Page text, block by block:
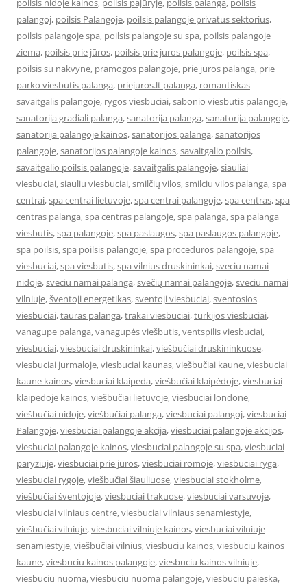
poilsis nidoje kainos, poilsis pajūryje, poilsis palanga, poilsis
palangoj, poilsis Palangoje, poilsis palangoje privatus sektorius,
poilsis palangoje spa, poilsis palangoje su spa, poilsis palangoje
ziema, poilsis prie jūros, poilsis prie juros palangoje, poilsis spa,
poilsis su nakvyne, pramogos palangoje, prie juros palanga, prie
parko viesbutis palanga, priejuros.lt palanga, romantiskas
savaitgalis palangoje, rygos viesbuciai,sabonio viesbutis palangoje,
sanatorija gradiali palanga,sanatorija palanga,sanatorija palangoje,
sanatorija palangoje kainos,sanatorijos palanga,sanatorijos
palangoje,sanatorijos palangoje kainos,savaitgalio poilsis,
savaitgalio poilsis palangoje,savaitgalis palangoje,siauliai
viesbuciai,siauliu viesbuciai,smilčių vilos,smilciu vilos palanga,spa
centrai,spa centrai lietuvoje,spa centrai palangoje,spa centras,spa
centras palanga,spa centras palangoje,spa palanga,spa palanga
viesbutis,spa palangoje,spa paslaugos,spa paslaugos palangoje,
spa poilsis,spa poilsis palangoje,spa proceduros palangoje,spa
viesbuciai,spa viesbutis,spa vilnius druskininkai,sveciu namai
nidoje,sveciu namai palanga,svečių namai palangoje,sveciu namai
vilniuje,šventoji energetikas,sventoji viesbuciai,sventosios
viesbuciai,tauras palanga,trakai viesbuciai,turkijos viesbuciai,
vanagupe palanga,vanagupės viešbutis,ventspilis viesbuciai,
viesbuciai,viesbuciai druskininkai,viešbučiai druskininkuose,
viesbuciai jurmaloje,viesbuciai kaunas,viešbučiai kaune,viesbuciai
kaune kainos,viesbuciai klaipeda,viešbučiai klaipėdoje,viesbuciai
klaipedoje kainos,viešbučiai lietuvoje,viesbuciai londone,
viešbučiai nidoje,viešbučiai palanga,viesbuciai palangoj,viesbuciai
Palangoje,viesbuciai palangoje akcija,viesbuciai palangoje akcijos,
viesbuciai palangoje kainos,viesbuciai palangoje su spa,viesbuciai
paryziuje,viesbuciai prie juros,viesbuciai romoje,viesbuciai ryga,
viesbuciai rygoje,viešbučiai šiauliuose,viesbuciai stokholme,
viešbučiai šventojoje,viesbuciai trakuose,viesbuciai varsuvoje,
viesbuciai vilniaus centre,viesbuciai vilniaus senamiestyje,
viešbučiai vilniuje,viesbuciai vilniuje kainos,viesbuciai vilniuje
senamiestyje,viešbučiai vilnius,viesbuciu kainos,viesbuciu kainos
kaune,viesbuciu kainos palangoje,viesbuciu kainos vilniuje,
viesbuciu nuoma,viesbuciu nuoma palangoje,viesbuciu paieska,